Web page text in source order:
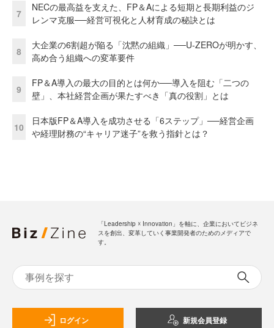
7
NECの最高益を支えた、FP＆Aによる短期と長期利益のジ
レンマ克服──経営可視化と人材育成の秘訣とは
8
大企業の6割超が陥る「沈黙の組織」──U-ZEROが明かす、
高め合う組織への変革要件
9
FP＆A導入の最大の目的とは何か──導入を阻む「二つの
壁」、本社経営企画が果たすべき「真の役割」とは
10
日本版FP＆A導入を成功させる「6ステップ」──経営企画
や経理財務の“キャリア迷子”を救う指針とは？
「Leadership ☓ Innovation」を軸に、企業においてビジネ
スを創出、変革していく事業開発者のためのメディアで
す。
ログイン 新規会員登録